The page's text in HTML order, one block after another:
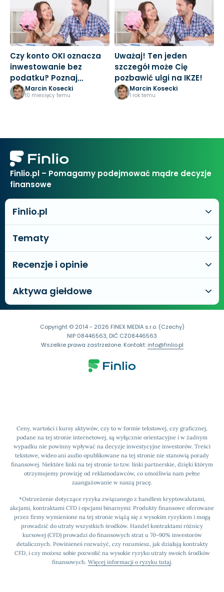
Czy konto OKI oznacza
inwestowanie bez
podatku? Poznaj
prawdę!Marcin Kosecki
10 miesięcy temu
Uważaj! Ten jeden
szczegół może Cię
pozbawić ulgi na IKZE!
Marcin Kosecki
1 rok temu
Finlio.pl – Pomagamy podejmować mądre decyzje
finansowe
Finlio.pl
Tematy
Recenzje i opinie
Aktywa giełdowe
Ceny, wartości i kursy aktywów, czy to w formie tekstowej, czy graficznej,
podane na tej stronie internetowej, są wyłącznie orientacyjne i w żadnym
wypadku nie powinny wpływać na decyzje inwestycyjne inwestorów. Treści
tekstowe, wideo ani audio opublikowane na tej stronie nie stanowią porady
finansowej. Niektóre linki na tej stronie to tzw. linki partnerskie, dzięki którym
otrzymujemy prowizję od reklamodawców, co umożliwia nam pełne
zaangażowanie w naszą pracę.
*Ostrzeżenie dotyczące ryzyka związanego z handlem kryptowalutami,
akcjami, kontraktami CFD i opcjami binarnymi: Produkty finansowe oferowane
przez firmy wymienione na tej stronie wiążą się z wysokim ryzykiem i mogą
prowadzić do utraty wszystkich środków. Handel kontraktami różnicy
kursowej (CFD) prowadzi do finansowych strat u 70–90% inwestorów
detalicznych. Powinieneś rozważyć, czy rozumiesz, jak działają kontrakty
CFD, i czy możesz sobie pozwolić na wysokie ryzyko utraty swoich środków
finansowych. Więcej informacji o ryzyku tutaj.
Copyright © 2014 - 2026 FINEX MEDIA s.r.o. (Czechy)
NIP 08446563, DIČ CZ08446563
Wszelkie prawa zastrzeżone. Kontakt:info@finlio.pl